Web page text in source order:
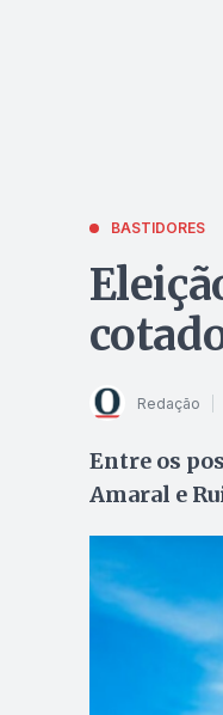
BASTIDORES
Redação
Entre os
Amaral e